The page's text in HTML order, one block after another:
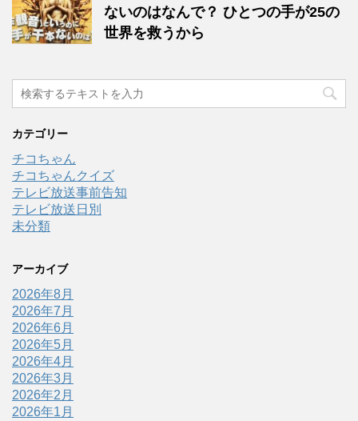
ないのはなんで？ ひとつの手が25の
世界を救うから
カテゴリー
チコちゃん
チコちゃんクイズ
テレビ放送事前告知
テレビ放送日別
未分類
アーカイブ
2026年8月
2026年7月
2026年6月
2026年5月
2026年4月
2026年3月
2026年2月
2026年1月